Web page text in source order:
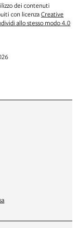
dei contenuti
con licenzaCreative
allo stesso modo 4.0